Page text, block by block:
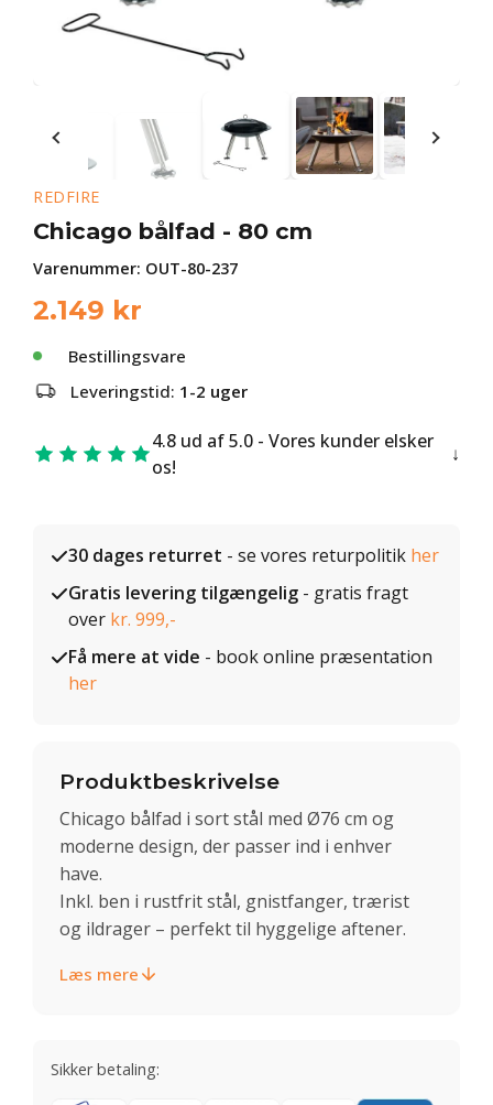
REDFIRE
Chicago bålfad - 80 cm
Varenummer: OUT-80-237
2.149 kr
Bestillingsvare
Leveringstid: 1-2 uger
4.8 ud af 5.0 - Vores kunder elsker
os!
30 dages returret - se vores returpolitik her
Gratis levering tilgængelig - gratis fragt
over kr. 999,-
Få mere at vide - book online præsentation
her
Produktbeskrivelse
Chicago bålfad i sort stål med Ø76 cm og
moderne design, der passer ind i enhver
have.
Inkl. ben i rustfrit stål, gnistfanger, trærist
og ildrager – perfekt til hyggelige aftener.
Læs mere
Sikker betaling: